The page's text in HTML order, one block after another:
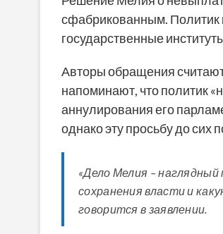
сфабрикованным. Политик
государственные
Авторы обращения
напоминают, что политик
аннулирования его
однако эту просьбу до сих
«Дело Мелия –
сохранения власти и
говорится в заявлении.